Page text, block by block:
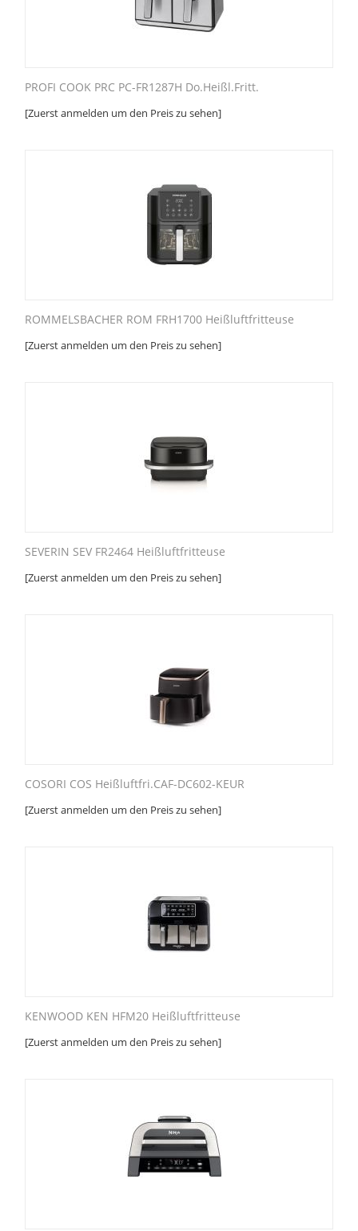
PROFI COOK PRC PC-FR1287H Do.Heißl.Fritt.
[Zuerst anmelden um den Preis zu sehen]
ROMMELSBACHER ROM FRH1700 Heißluftfritteuse
[Zuerst anmelden um den Preis zu sehen]
SEVERIN SEV FR2464 Heißluftfritteuse
[Zuerst anmelden um den Preis zu sehen]
COSORI COS Heißluftfri.CAF-DC602-KEUR
[Zuerst anmelden um den Preis zu sehen]
KENWOOD KEN HFM20 Heißluftfritteuse
[Zuerst anmelden um den Preis zu sehen]